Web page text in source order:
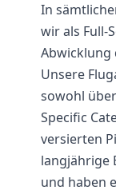
In
wir als Full-
Abwicklung
Unsere
sowohl
Specific
versierten
langjährige
und haben